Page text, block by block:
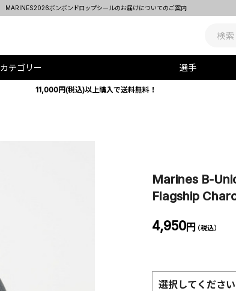
MARINES2026ボンボンドロップシールのお届けについてのご案内
カテゴリー 選手
11,000円(税込)以上購入で送料無料！
Marines B-
Flagship
4,950円（税込）
選択してください